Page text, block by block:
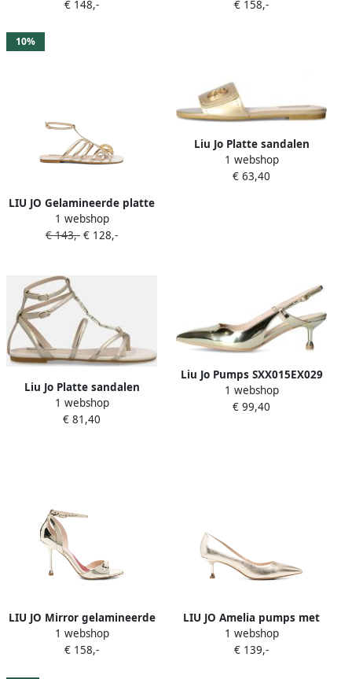
pumps Goud
€ 148,- € 158,-
10%
LIU JO Gelamineerde platte
sandalen Goud
1 webshop
€ 143,- € 128,-
Liu Jo Platte sandalen
SA6127EX029
1 webshop
€ 63,40
Liu Jo Platte sandalen
SANDY 09 SA6123 EX0142-
04178
1 webshop
€ 81,40
Liu Jo Pumps SXX015EX029
1 webshop
€ 99,40
LIU JO Mirror gelamineerde
sandalen met hak Goud
1 webshop
€ 158,-
LIU JO Amelia pumps met
55 mm kitten-hak en
puntige neus Goud
1 webshop
€ 139,-